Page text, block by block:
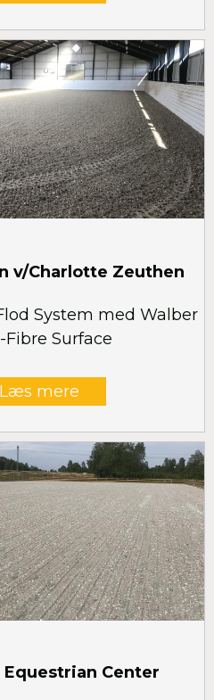
v/Charlotte Zeuthen
System med Walber
Fibre Surface
Læs mere
Center